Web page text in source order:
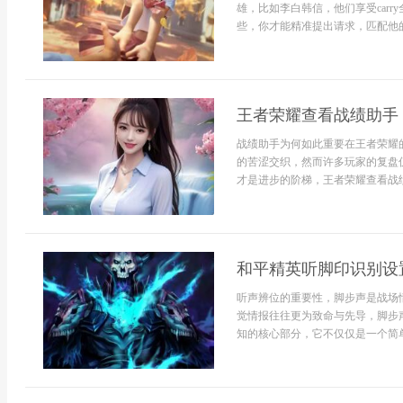
雄，比如李白韩信，他们享受
些，你才能精准提出请求，匹配
王者荣耀查看战绩助
战绩助手为何如此重要在王者荣
的苦涩交织，然而许多玩家的复
才是进步的阶梯，王者荣耀查看
和平精英听脚印识别
听声辨位的重要性，脚步声是战
觉情报往往更为致命与先导，脚
知的核心部分，它不仅仅是一个简